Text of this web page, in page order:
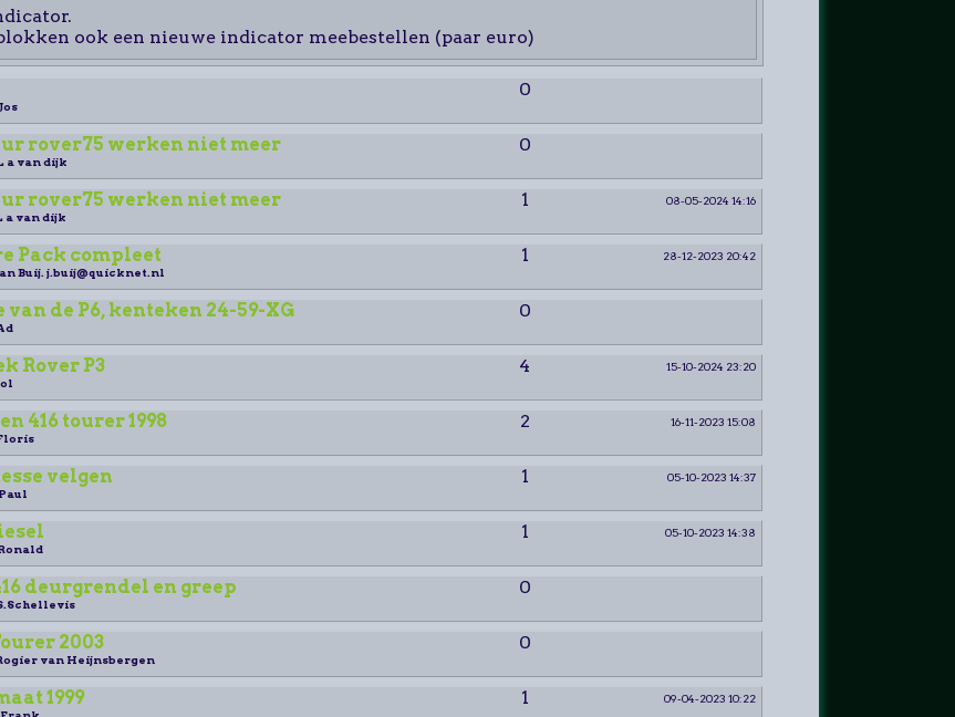
ook een nieuwe indicator meebestellen (paar euro)
0
Jos
rover75 werken niet meer 0
a van dijk
rover75 werken niet meer 1
08-05-2024 14:16
a van dijk
Pack compleet 1
28-12-2023 20:42
Buij. j.buij@quicknet.nl
de P6, kenteken 24-59-XG 0
Rover P3 4
15-10-2024 23:20
416 tourer 1998 2
16-11-2023 15:08
velgen 1
05-10-2023 14:37
Paul
1
05-10-2023 14:38
deurgrendel en greep 0
2003 0
van Heijnsbergen
1999 1
09-04-2023 10:22